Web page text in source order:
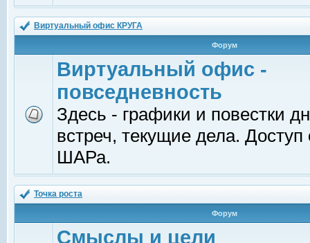
Виртуальный офис КРУГА
Форум
Виртуальный офис -
повседневность
Здесь - графики и повестки
встреч, текущие дела.
ШАРа.
Точка роста
Форум
Смыслы и цели